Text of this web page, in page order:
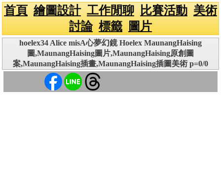
首頁 繪圖設計 工作閒聊 比賽活動 美術
討論 標籤 圖片
hoelex34 Alice misA心夢幻鏡 Hoelex MaunangHaising
圖,MaunangHaising圖片,MaunangHaising原創圖
案,MaunangHaising插畫,MaunangHaising插圖美術 p=0/0